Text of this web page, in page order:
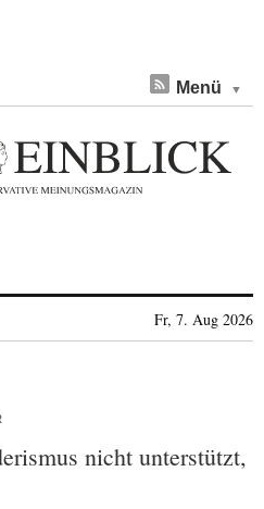
Menü
Fr, 7. Aug 2026
nicht unterstützt,